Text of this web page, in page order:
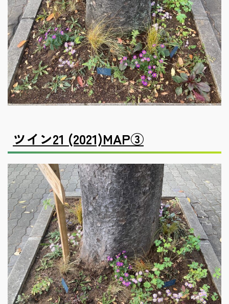
ツイン21 (2021)MAP③